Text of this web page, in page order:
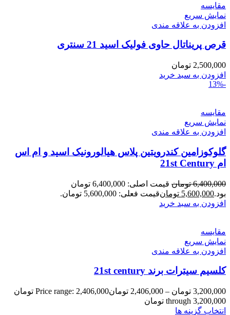
مقايسه
نمایش سریع
افزودن به علاقه مندی
قرص پریناتال حاوی فولیک اسید 21 سنتری
2,500,000 تومان
افزودن به سبد خرید
-13%
مقايسه
نمایش سریع
افزودن به علاقه مندی
گلوکوزامین کندرویتین پلاس هیالورونیک اسید و ام اس
ام 21st Century
6,400,000 تومان
قیمت اصلی: 6,400,000 تومان
بود.5,600,000 تومانقیمت فعلی: 5,600,000 تومان.
افزودن به سبد خرید
مقايسه
نمایش سریع
افزودن به علاقه مندی
کلسیم سیترات برند 21st century
3,200,000 تومان –
2,406,000 تومان
Price range: 2,406,000 تومان
through 3,200,000 تومان
انتخاب گزینه ها